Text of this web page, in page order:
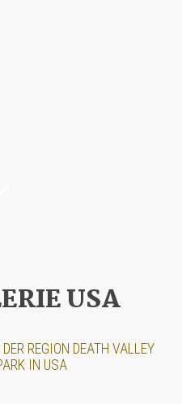
USA
REGION DEATH VALLEY
IN USA